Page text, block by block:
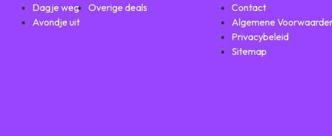
Dagje weg
Avondje uit
Overige deals
Contact
Algemene
Privacybeleid
Sitemap